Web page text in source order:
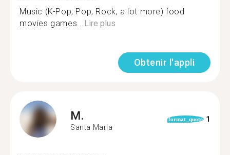
Music (K-Pop, Pop, Rock, a lot more) food
movies️ games...Lire plus
Obtenir l'appli
M.
Santa Maria
format_quote 1